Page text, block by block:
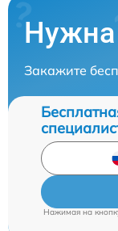
Нужна
Закажите
Нажимая на